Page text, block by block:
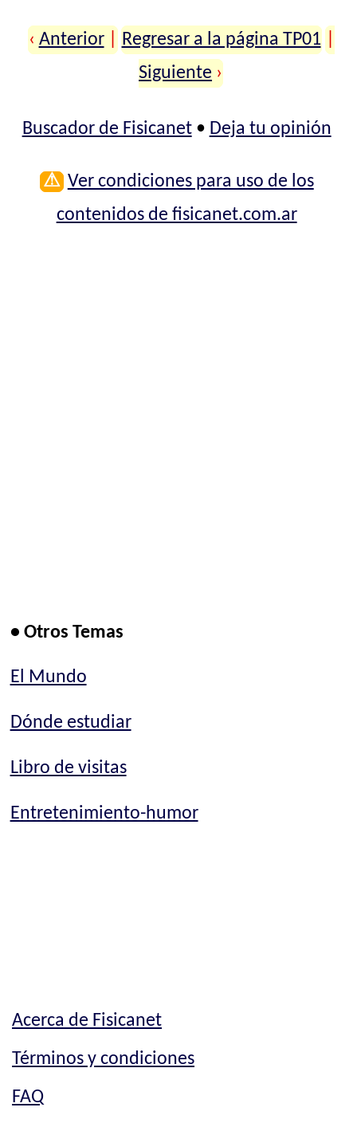
‹ Anterior Regresar a la página TP01
Siguiente ›
Buscador de Fisicanet• Deja tu opinión
⚠ Ver condiciones para uso de los
contenidos de fisicanet.com.ar
• Otros Temas
El Mundo
Dónde estudiar
Libro de visitas
Entretenimiento-humor
Acerca de Fisicanet
Términos y condiciones
FAQ